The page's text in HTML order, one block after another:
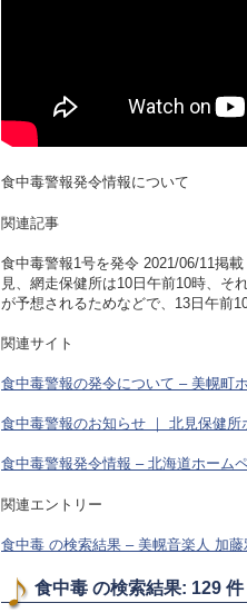
食中毒警報発令情報について
関連記事
食中毒警報1号を発令 2021/06/11掲
見、網走保健所は10日午前10時、そ
が予想されるためなどで、13日午前
関連サイト
食中毒警報の発令について – 美幌町
食中毒警報のお知らせ ｜ 北見保健所
食中毒警報発令情報 – 北海道ホーム
関連エントリー
食中毒 の検索結果 – 美幌音楽人 加藤
食中毒 の検索結果: 129 件